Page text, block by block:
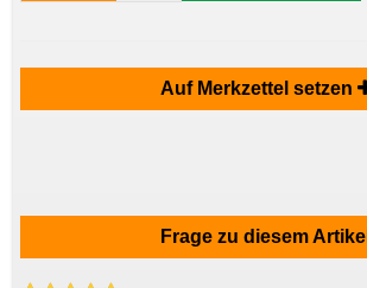
Auf Merkzettel setzen
Frage zu diesem Artikel